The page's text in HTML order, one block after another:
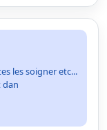
les soigner etc...
dan